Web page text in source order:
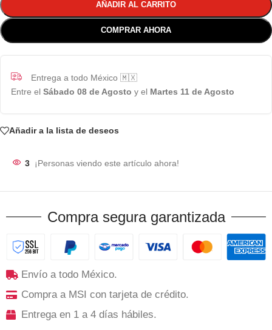
AÑADIR AL CARRITO
COMPRAR AHORA
Entrega a todo México 🇲🇽
Entre el Sábado 08 de Agosto y el Martes 11 de Agosto
Añadir a la lista de deseos
3 ¡Personas viendo este artículo ahora!
Compra segura garantizada
Envío a todo México.
Compra a MSI con tarjeta de crédito.
Entrega en 1 a 4 días hábiles.